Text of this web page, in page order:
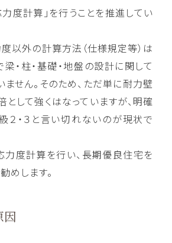
度計算」を行うことを推進してい
以外の計算方法（仕様規定等）は
・柱・基礎・地盤の設計に関して
せん。そのため、ただ単に耐力壁
して強くはなっていますが、明確
２・３と言い切れないのが現状で
力度計算を行い、長期優良住宅を
めします。
因